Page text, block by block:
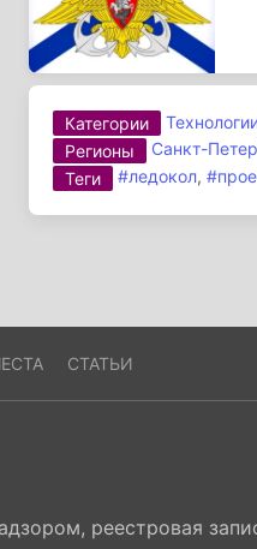
Категории
Регионы
Санкт-
Теги
#ледокол,
СТАТЬИ
реестровая